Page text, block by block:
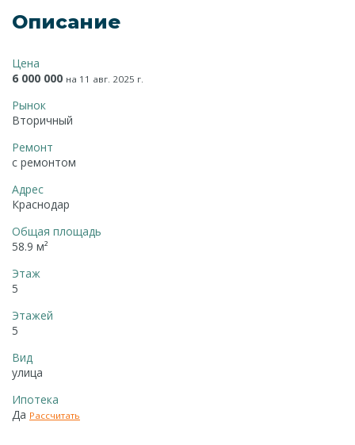
Описание
Цена
6 000 000 на 11 авг. 2025 г.
Рынок
Вторичный
Ремонт
с ремонтом
Адрес
Краснодар
Общая площадь
58.9 м²
Этаж
5
Этажей
5
Вид
улица
Ипотека
Да Рассчитать